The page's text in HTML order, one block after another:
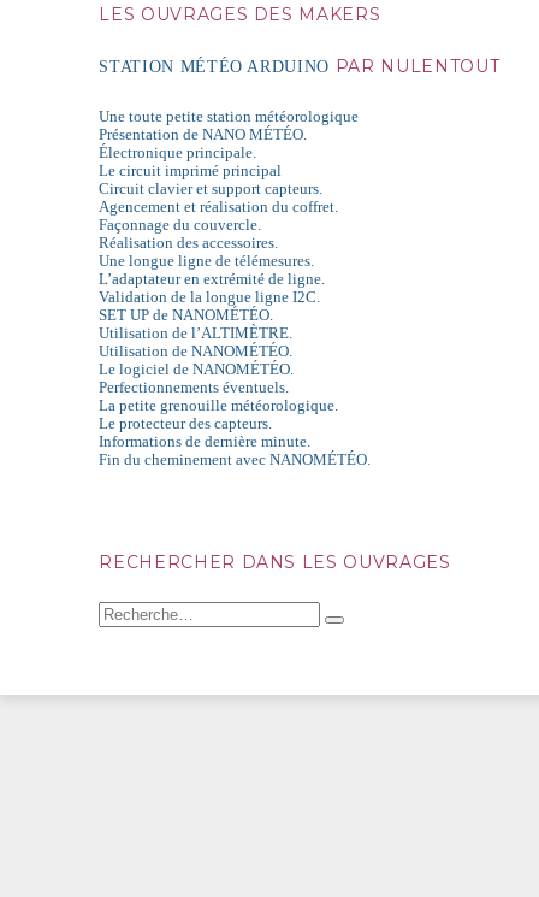
LES OUVRAGES DES MAKERS
STATION MÉTÉO ARDUINO PAR NULENTOUT
Une toute petite station météorologique
Présentation de NANO MÉTÉO.
Électronique principale.
Le circuit imprimé principal
Circuit clavier et support capteurs.
Agencement et réalisation du coffret.
Façonnage du couvercle.
Réalisation des accessoires.
Une longue ligne de télémesures.
L’adaptateur en extrémité de ligne.
Validation de la longue ligne I2C.
SET UP de NANOMÉTÉO.
Utilisation de l’ALTIMÈTRE.
Utilisation de NANOMÉTÉO.
Le logiciel de NANOMÉTÉO.
Perfectionnements éventuels.
La petite grenouille météorologique.
Le protecteur des capteurs.
Informations de dernière minute.
Fin du cheminement avec NANOMÉTÉO.
RECHERCHER DANS LES OUVRAGES
Recherche
pour
Recherche